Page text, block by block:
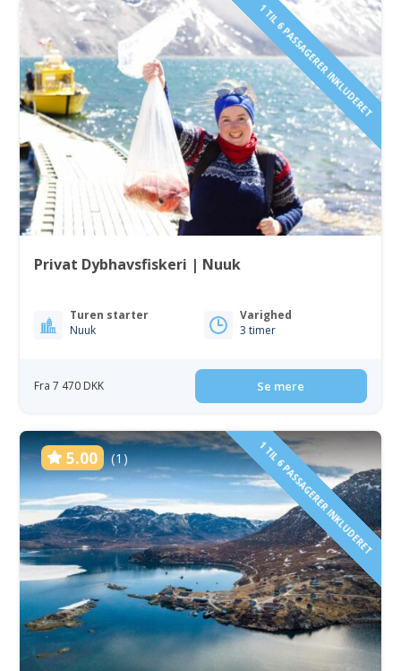
1 TIL 6 PASSAGERER INKLUDERET
Privat Dybhavsfiskeri | Nuuk
Turen starter
Nuuk
Varighed
3 timer
Fra 7 470 DKK Se mere
5.00 (1) 1 TIL 6 PASSAGERER INKLUDERET